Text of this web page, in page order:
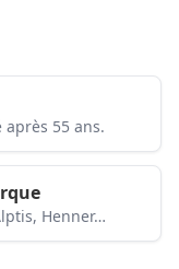
55 ans.
Henner…